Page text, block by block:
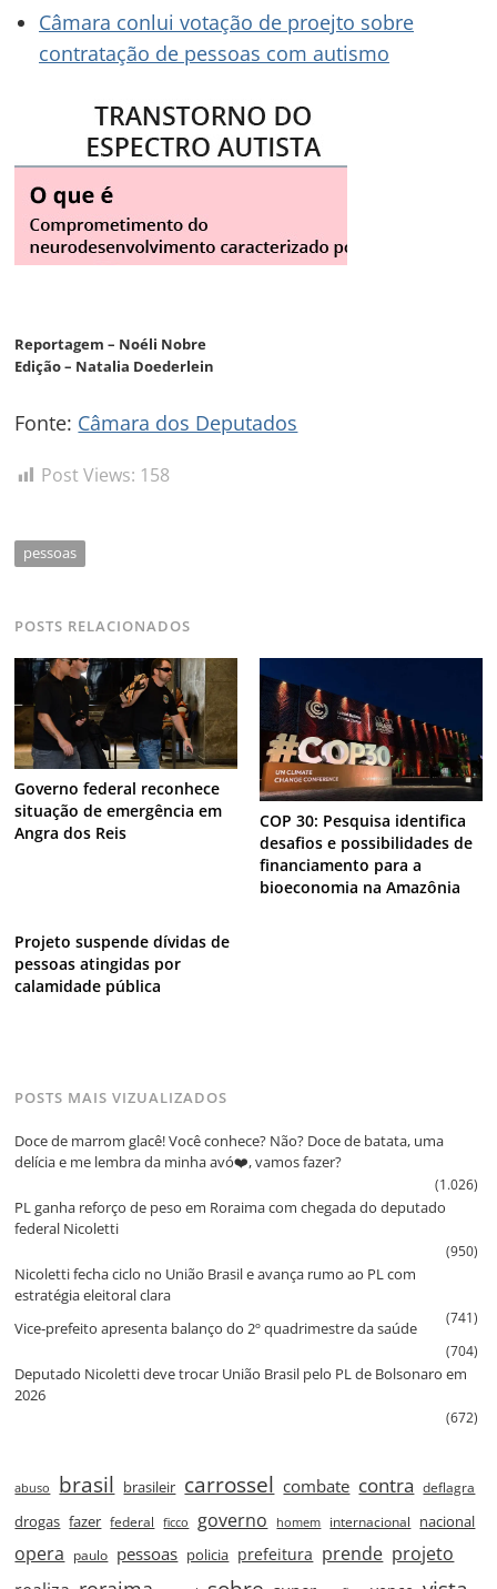
Câmara conlui votação de proejto sobre
contratação de pessoas com autismo
Reportagem – Noéli Nobre
Edição – Natalia Doederlein
Fonte: Câmara dos Deputados
Post Views: 158
pessoas
POSTS RELACIONADOS
Governo federal reconhece
situação de emergência em
Angra dos Reis
COP 30: Pesquisa identifica
desafios e possibilidades de
financiamento para a
bioeconomia na Amazônia
Projeto suspende dívidas de
pessoas atingidas por
calamidade pública
Navegação
POSTS MAIS VIZUALIZADOS
Doce de marrom glacê! Você conhece? Não? Doce de batata, uma
delícia e me lembra da minha avó❤️, vamos fazer?
(1.026)
PL ganha reforço de peso em Roraima com chegada do deputado
federal Nicoletti
(950)
Nicoletti fecha ciclo no União Brasil e avança rumo ao PL com
estratégia eleitoral clara
(741)
Vice‑prefeito apresenta balanço do 2º quadrimestre da saúde
(704)
Deputado Nicoletti deve trocar União Brasil pelo PL de Bolsonaro em
2026
(672)
abuso brasil brasileir carrossel combate contra deflagra
drogas fazer federal ficco governo homem internacional nacional
opera paulo pessoas policia prefeitura prende projeto